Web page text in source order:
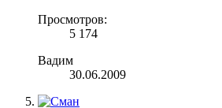
Просмотров:
5 174
Вадим
30.06.2009